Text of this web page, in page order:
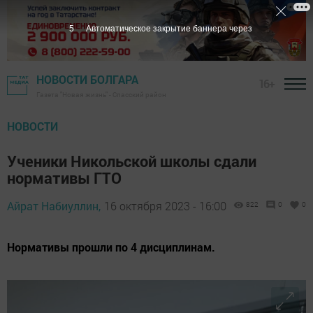
НОВОСТИ БОЛГАРА
НОВОСТИ
Ученики Никольской школы сдали
нормативы ГТО
Айрат Набиуллин, 16 октября 2023 - 16:00 822 0 0
Нормативы прошли по 4 дисциплинам.
3 Автоматическое закрытие баннера через